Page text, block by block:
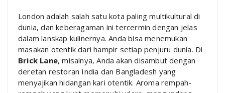
London adalah salah satu kota paling multikultural di
dunia, dan keberagaman ini tercermin dengan jelas
dalam lanskap kulinernya. Anda bisa menemukan
masakan otentik dari hampir setiap penjuru dunia. Di
Brick Lane, misalnya, Anda akan disambut dengan
deretan restoran India dan Bangladesh yang
menyajikan hidangan kari otentik. Aroma rempah-